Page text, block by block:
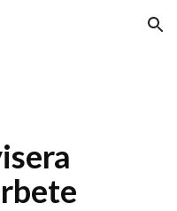
Skip to navigation